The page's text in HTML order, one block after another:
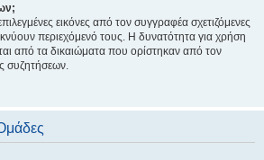
εικόνες από τον συγγραφέα σχετιζόμενες
περιεχόμενό τους. Η δυνατότητα για χρήση
από τα δικαιώματα που ορίστηκαν από τον
συζητήσεων.